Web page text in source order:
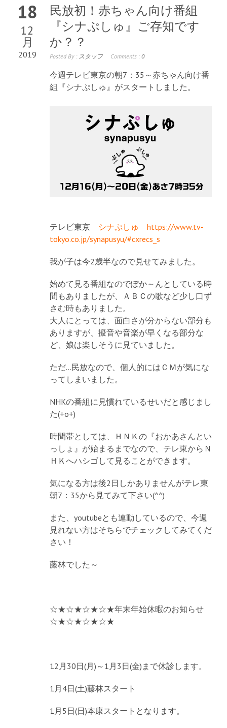
18
12
月
2019
民放初！赤ちゃん向け番組
『シナぷしゅ』ご存知です
か？？
Posted By : スタッフ Comments : 0
今週テレビ東京の朝7：35～赤ちゃん向け番
組『シナぷしゅ』がスタートしました。
テレビ東京 シナぷしゅ
https://www.tv-
tokyo.co.jp/synapusyu/#cxrecs_s
我が子は今2歳半なので見せてみました。
始めて見る番組なのでぽか～んとしている時
間もありましたが、ＡＢＣの歌など少し口ず
さむ時もありました。
大人にとっては、面白さが分からない部分も
ありますが、擬音や音楽が早くなる部分な
ど、娘は楽しそうに見ていました。
ただ…民放なので、個人的にはＣＭが気にな
ってしまいました。
NHKの番組に見慣れているせいだと感じまし
た(+o+)
時間帯としては、ＨＮＫの『おかあさんとい
っしょ』が始まるまでなので、テレ東からＮ
ＨＫへハシゴして見ることができます。
気になる方は後2日しかありませんがテレ東
朝7：35から見てみて下さい(^^)
また、youtubeとも連動しているので、今週
見れない方はそちらでチェックしてみてくだ
さい！
藤林でした～
☆★☆★☆★☆★年末年始休暇のお知らせ
☆★☆★☆★☆★
12月30日(月)～1月3日(金)まで休診します。
1月4日(土)藤林スタート
1月5日(日)本康スタートとなります。